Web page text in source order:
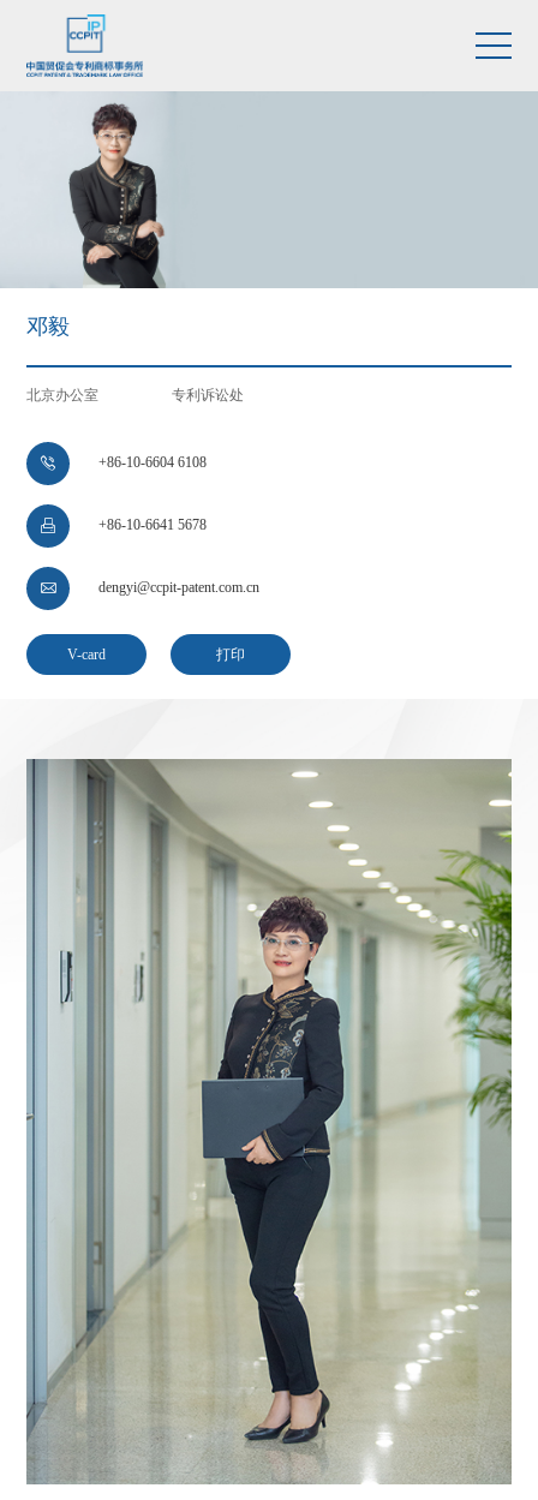
邓毅
北京办公室 专利诉讼处
 +86-10-6604 6108
 +86-10-6641 5678
 dengyi@ccpit-patent.com.cn
V-card 打印